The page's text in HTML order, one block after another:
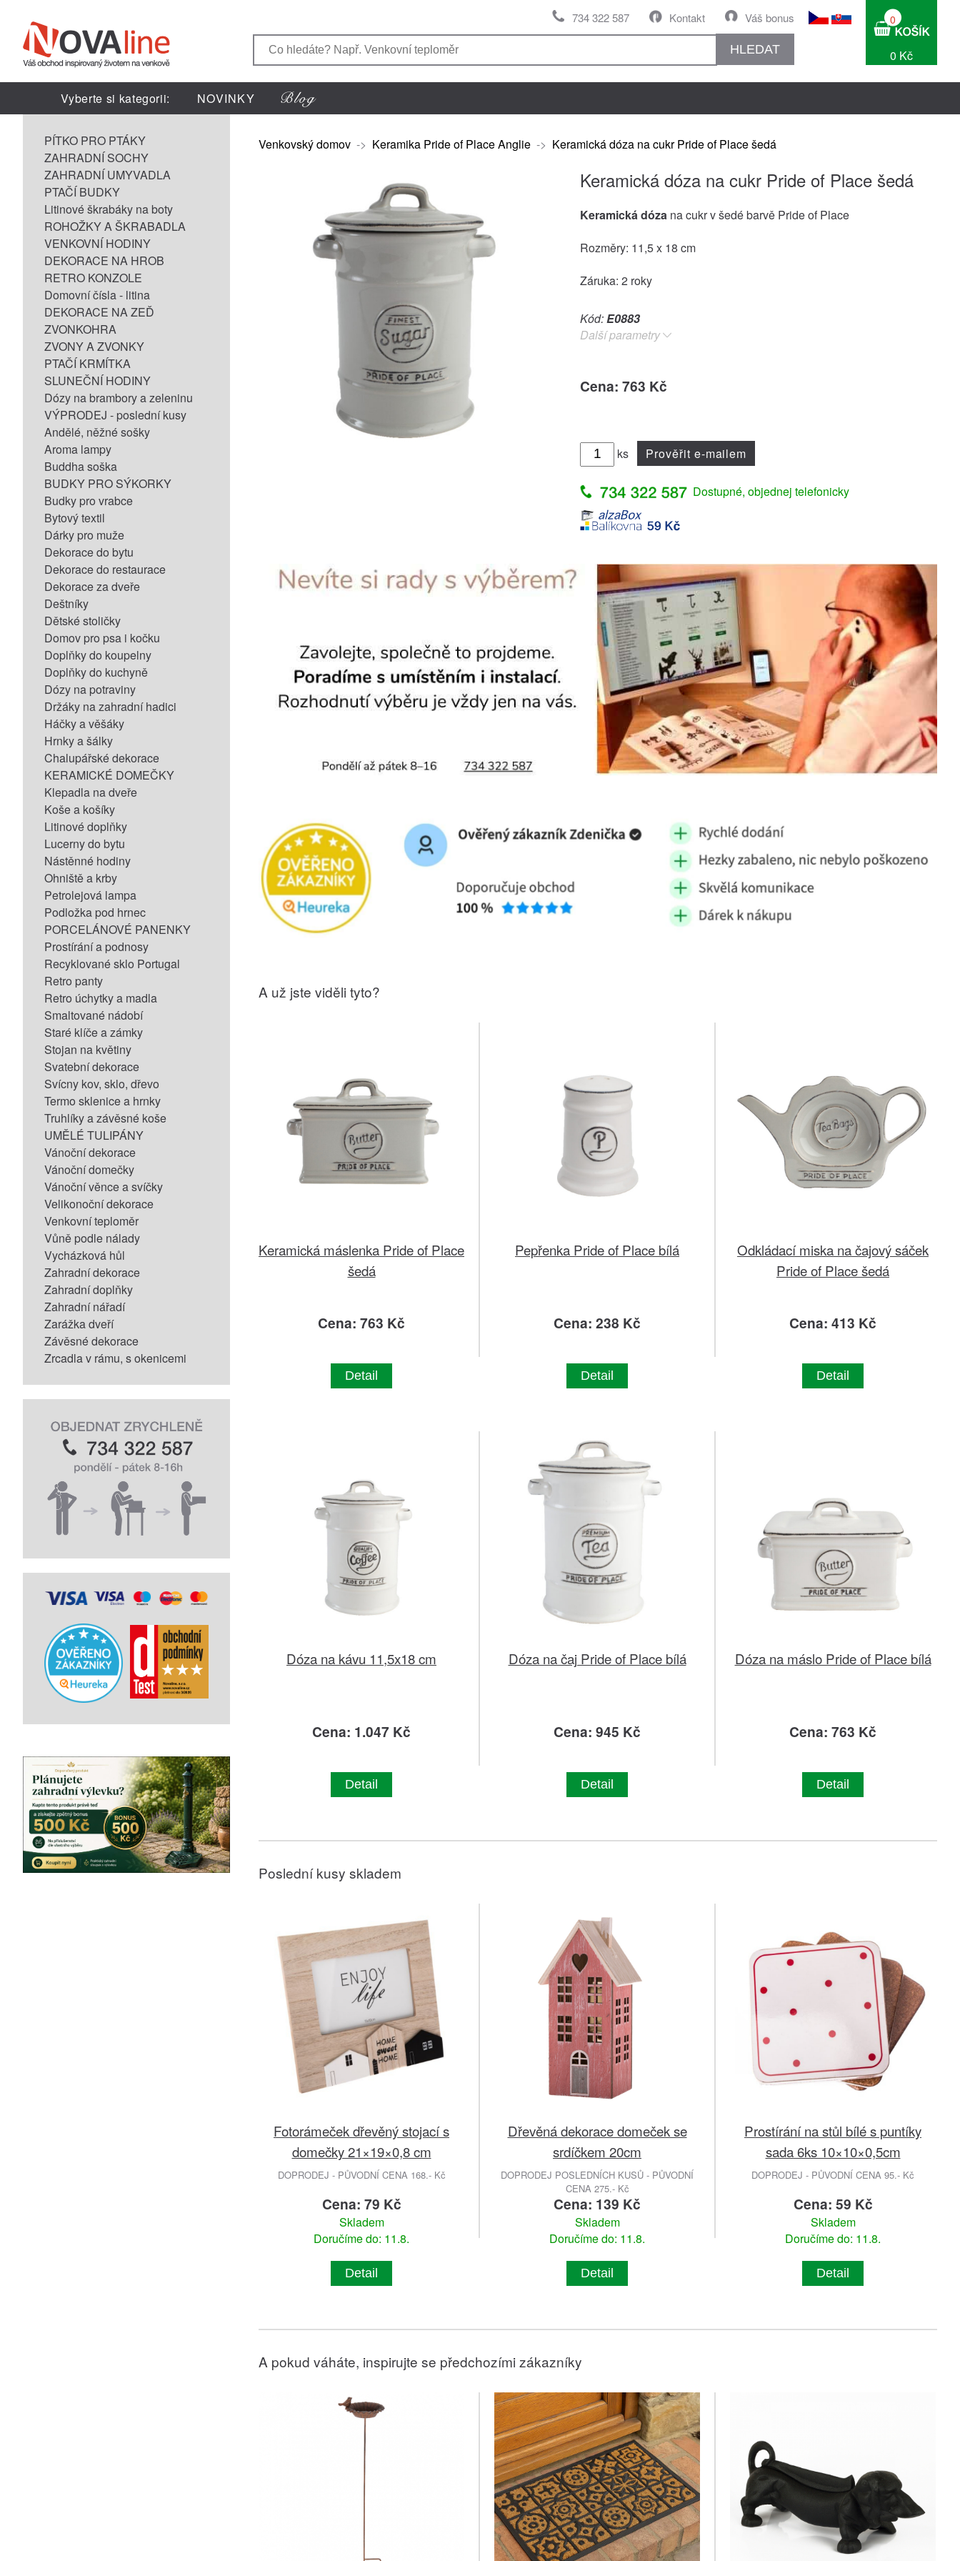
Váš bonus
Kontakt
734 322 587
HLEDAT
0
0 Kč
Vyberte si kategorii: NOVINKY
PÍTKO PRO PTÁKY
ZAHRADNÍ SOCHY
ZAHRADNÍ UMYVADLA
PTAČÍ BUDKY
Litinové škrabáky na boty
ROHOŽKY A ŠKRABADLA
VENKOVNÍ HODINY
DEKORACE NA HROB
RETRO KONZOLE
Domovní čísla - litina
DEKORACE NA ZEĎ
ZVONKOHRA
ZVONY A ZVONKY
PTAČÍ KRMÍTKA
SLUNEČNÍ HODINY
Dózy na brambory a zeleninu
VÝPRODEJ - poslední kusy
Andělé, něžné sošky
Aroma lampy
Buddha soška
BUDKY PRO SÝKORKY
Budky pro vrabce
Bytový textil
Dárky pro muže
Dekorace do bytu
Dekorace do restaurace
Dekorace za dveře
Deštníky
Dětské stoličky
Domov pro psa i kočku
Doplňky do koupelny
Doplňky do kuchyně
Dózy na potraviny
Držáky na zahradní hadici
Háčky a věšáky
Hrnky a šálky
Chalupářské dekorace
KERAMICKÉ DOMEČKY
Klepadla na dveře
Koše a košíky
Litinové doplňky
Lucerny do bytu
Nástěnné hodiny
Ohniště a krby
Petrolejová lampa
Podložka pod hrnec
PORCELÁNOVÉ PANENKY
Prostírání a podnosy
Recyklované sklo Portugal
Retro panty
Retro úchytky a madla
Smaltované nádobí
Staré klíče a zámky
Stojan na květiny
Svatební dekorace
Svícny kov, sklo, dřevo
Termo sklenice a hrnky
Truhlíky a závěsné koše
UMĚLÉ TULIPÁNY
Vánoční dekorace
Vánoční domečky
Vánoční věnce a svíčky
Velikonoční dekorace
Venkovní teploměr
Vůně podle nálady
Vycházková hůl
Zahradní dekorace
Zahradní doplňky
Zahradní nářadí
Zarážka dveří
Závěsné dekorace
Zrcadla v rámu, s okenicemi
Venkovský domov -> Keramika Pride of Place Anglie -> Keramická dóza na cukr Pride of Place šedá
Keramická dóza na cukr Pride of Place šedá
Keramická dóza na cukr v šedé barvě Pride of Place
Rozměry: 11,5 x 18 cm
Záruka: 2 roky
Kód:E0883
Další parametry
Cena: 763 Kč
ks Prověřit e-mailem
Dostupné, objednej telefonicky
A už jste viděli tyto?
Keramická máslenka Pride of Place
šedá
Cena: 763 Kč
Detail
Pepřenka Pride of Place bílá
Cena: 238 Kč
Detail
Odkládací miska na čajový sáček
Pride of Place šedá
Cena: 413 Kč
Detail
Dóza na kávu 11,5x18 cm
Cena: 1.047 Kč
Detail
Dóza na čaj Pride of Place bílá
Cena: 945 Kč
Detail
Dóza na máslo Pride of Place bílá
Cena: 763 Kč
Detail
Poslední kusy skladem
Fotorámeček dřevěný stojací s
domečky 21×19×0,8 cm
DOPRODEJ - PŮVODNÍ CENA 168.- Kč
Cena: 79 Kč
Skladem
Doručíme do: 11.8.
Detail
Dřevěná dekorace domeček se
srdíčkem 20cm
DOPRODEJ POSLEDNÍCH KUSŮ - PŮVODNÍ
CENA 275.- Kč
Cena: 139 Kč
Skladem
Doručíme do: 11.8.
Detail
Prostírání na stůl bílé s puntíky
sada 6ks 10×10×0,5cm
DOPRODEJ - PŮVODNÍ CENA 95.- Kč
Cena: 59 Kč
Skladem
Doručíme do: 11.8.
Detail
A pokud váháte, inspirujte se předchozími zákazníky